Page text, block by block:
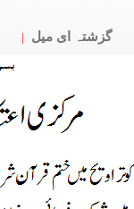
گزشتہ ای میل